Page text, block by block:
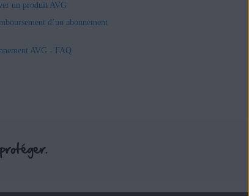
un produit AVG
d’un abonnement
AVG - FAQ